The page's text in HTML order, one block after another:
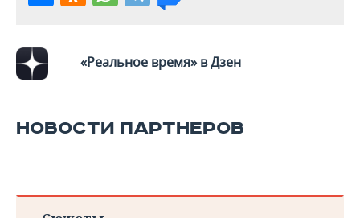
ХОККЕЙ С МЯЧОМ
ПРОИСШЕСТВИЯ«Реальное время» в Дзен
НОВОСТИ ПАРТНЕРОВ